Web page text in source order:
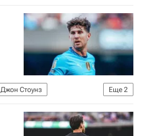
Еще2
Джон Стоунз